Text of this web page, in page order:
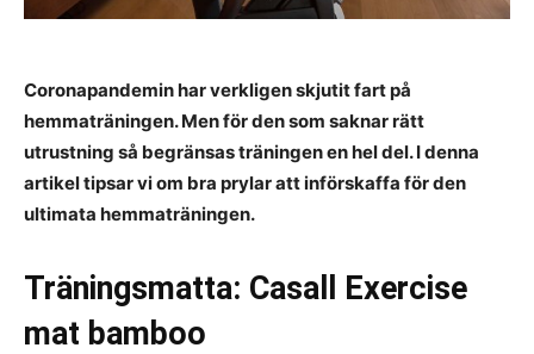
Coronapandemin har verkligen skjutit fart på
hemmaträningen. Men för den som saknar rätt
utrustning så begränsas träningen en hel del. I denna
artikel tipsar vi om bra prylar att införskaffa för den
ultimata hemmaträningen.
Träningsmatta: Casall Exercise
mat bamboo